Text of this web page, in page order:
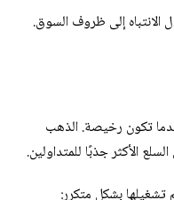
إلى ظروف السوق.
تكون رخيصة. الذهب
الأكثر جذبًا للمتداولين.
بشكل متكرر: